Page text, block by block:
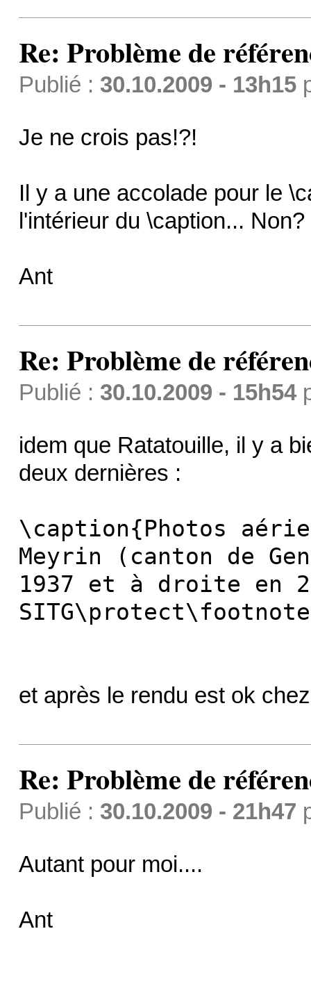
Re: Problème de
Publié : 30.10.2009 - 13h15
Je ne crois pas!?!
Il y a une accolade pour le
l'intérieur du \caption... Non?
Ant
Re: Problème de
Publié : 30.10.2009 - 15h54
idem que Ratatouille, il y a
deux dernières :
\caption{Photos
Meyrin (canton de
1937 et à droite en
et après le rendu est ok
Re: Problème de
Publié : 30.10.2009 - 21h47
Autant pour moi....
Ant